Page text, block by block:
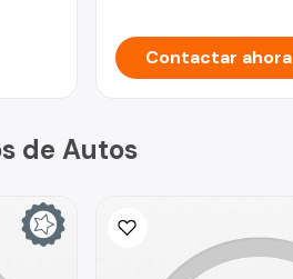
Contactar ahora
de Autos